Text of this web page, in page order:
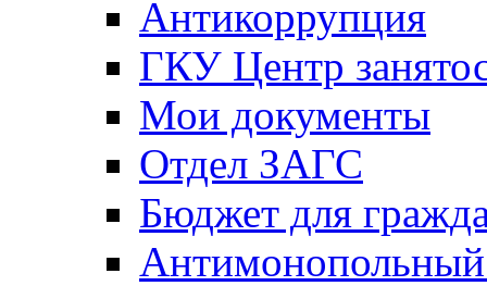
Антикоррупция
ГКУ Центр
Мои документы
Отдел ЗАГС
Бюджет для
Антимонопольный